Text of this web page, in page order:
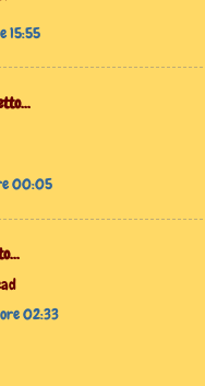
15:55
00:05
02:33